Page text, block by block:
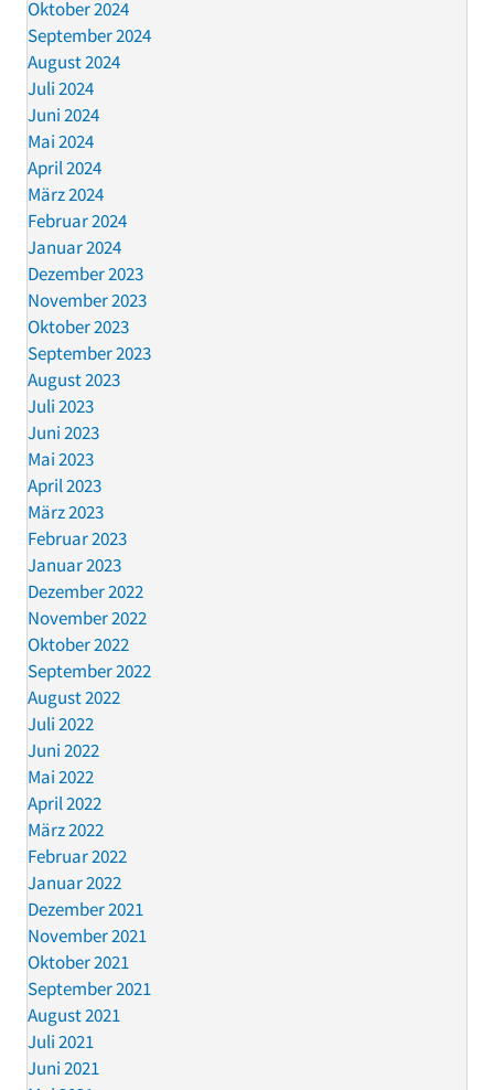
Oktober 2024
September 2024
August 2024
Juli 2024
Juni 2024
Mai 2024
April 2024
März 2024
Februar 2024
Januar 2024
Dezember 2023
November 2023
Oktober 2023
September 2023
August 2023
Juli 2023
Juni 2023
Mai 2023
April 2023
März 2023
Februar 2023
Januar 2023
Dezember 2022
November 2022
Oktober 2022
September 2022
August 2022
Juli 2022
Juni 2022
Mai 2022
April 2022
März 2022
Februar 2022
Januar 2022
Dezember 2021
November 2021
Oktober 2021
September 2021
August 2021
Juli 2021
Juni 2021